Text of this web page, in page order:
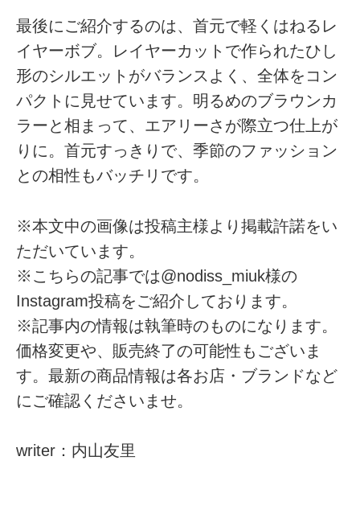
最後にご紹介するのは、首元で軽くはねるレ
イヤーボブ。レイヤーカットで作られたひし
形のシルエットがバランスよく、全体をコン
パクトに見せています。明るめのブラウンカ
ラーと相まって、エアリーさが際立つ仕上が
りに。首元すっきりで、季節のファッション
との相性もバッチリです。
※本文中の画像は投稿主様より掲載許諾をい
ただいています。
※こちらの記事では@nodiss_miuk様の
Instagram投稿をご紹介しております。
※記事内の情報は執筆時のものになります。
価格変更や、販売終了の可能性もございま
す。最新の商品情報は各お店・ブランドなど
にご確認くださいませ。
writer：内山友里